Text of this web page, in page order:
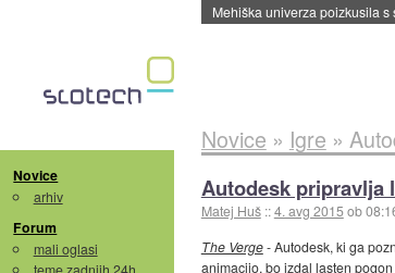
Mehiška univerza poizkusila
Novice
arhiv
Forum
mali oglasi
Novice » Igre »
Autodesk pripravlja
Matej Huš ::4. avg 2015ob
The Verge- Autodesk, ki ga
animacijo, bo izdal lasten